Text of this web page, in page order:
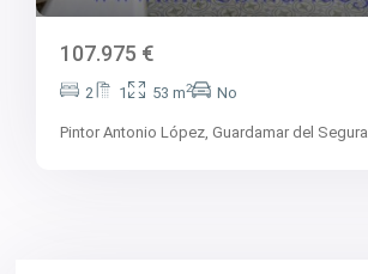
107.975 €
2 1 53 m2 No
Pintor Antonio López,Guardamar del Segura